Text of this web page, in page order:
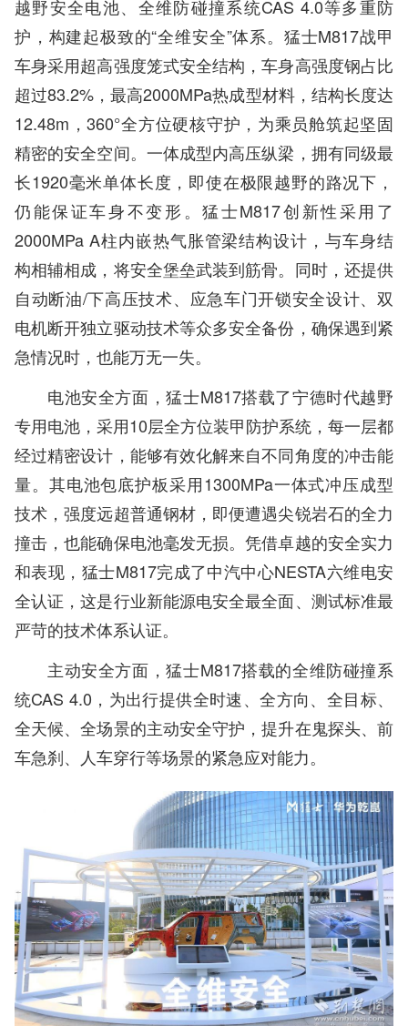
越野安全电池、全维防碰撞系统CAS 4.0等多重防
护，构建起极致的“全维安全”体系。猛士M817战甲
车身采用超高强度笼式安全结构，车身高强度钢占比
超过83.2%，最高2000MPa热成型材料，结构长度达
12.48m，360°全方位硬核守护，为乘员舱筑起坚固
精密的安全空间。一体成型内高压纵梁，拥有同级最
长1920毫米单体长度，即使在极限越野的路况下，
仍能保证车身不变形。猛士M817创新性采用了
2000MPa A柱内嵌热气胀管梁结构设计，与车身结
构相辅相成，将安全堡垒武装到筋骨。同时，还提供
自动断油/下高压技术、应急车门开锁安全设计、双
电机断开独立驱动技术等众多安全备份，确保遇到紧
急情况时，也能万无一失。
电池安全方面，猛士M817搭载了宁德时代越野
专用电池，采用10层全方位装甲防护系统，每一层都
经过精密设计，能够有效化解来自不同角度的冲击能
量。其电池包底护板采用1300MPa一体式冲压成型
技术，强度远超普通钢材，即便遭遇尖锐岩石的全力
撞击，也能确保电池毫发无损。凭借卓越的安全实力
和表现，猛士M817完成了中汽中心NESTA六维电安
全认证，这是行业新能源电安全最全面、测试标准最
严苛的技术体系认证。
主动安全方面，猛士M817搭载的全维防碰撞系
统CAS 4.0，为出行提供全时速、全方向、全目标、
全天候、全场景的主动安全守护，提升在鬼探头、前
车急刹、人车穿行等场景的紧急应对能力。